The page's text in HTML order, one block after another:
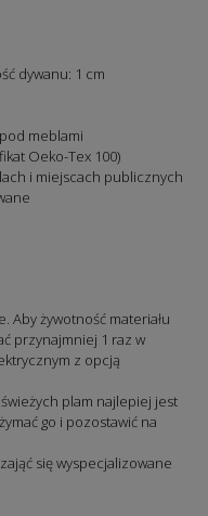
dywanu: 1 cm
meblami
Oeko-Tex 100)
i miejscach publicznych
Aby żywotność materiału
przynajmniej 1 raz w
z opcją
plam najlepiej jest
go i pozostawić na
się wyspecjalizowane